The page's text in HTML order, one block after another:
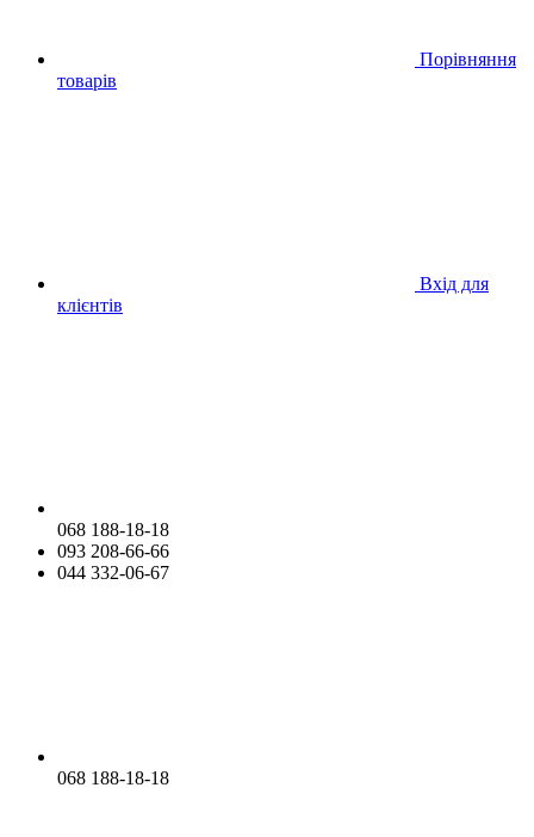
Порівняння
товарів
Вхід для
клієнтів
068 188-18-18
093 208-66-66
044 332-06-67
068 188-18-18